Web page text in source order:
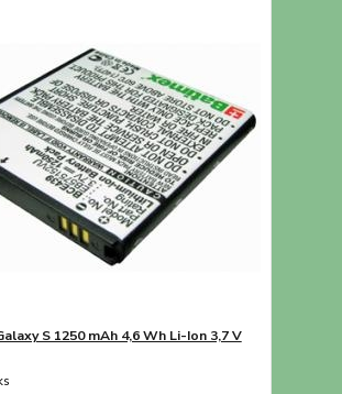
S 1250 mAh 4,6 Wh Li-Ion 3,7 V